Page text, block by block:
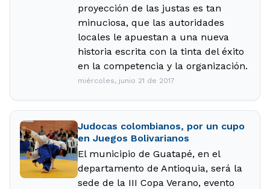
proyección de las justas es tan
minuciosa, que las autoridades
locales le apuestan a una nueva
historia escrita con la tinta del éxito
en la competencia y la organización.
miércoles, junio 21 de 2017
Judocas colombianos, por un cupo
en Juegos Bolivarianos
El municipio de Guatapé, en el
departamento de Antioquia, será la
sede de la III Copa Verano, evento